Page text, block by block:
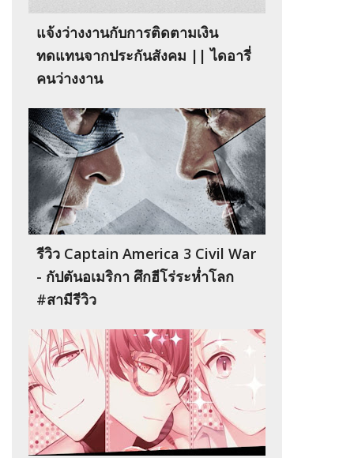
แจ้งว่างงานกับการติดตามเงิน
ทดแทนจากประกันสังคม || ไดอารี่
คนว่างงาน
รีวิว Captain America 3 Civil War
- กัปตันอเมริกา ศึกฮีโร่ระห่ำโลก
#สามีรีวิว